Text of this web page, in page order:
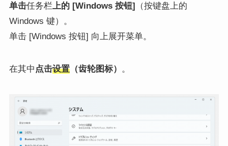
单击任务栏 上的 [Windows 按钮] （按键盘上的
Windows 键）。
单击 [Windows 按钮] 向上展开菜单。
在其中 点击设置（齿轮图标） 。